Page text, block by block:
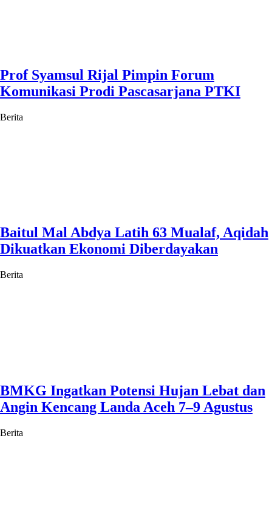
Prof Syamsul Rijal Pimpin Forum
Komunikasi Prodi Pascasarjana PTKI
Berita
Baitul Mal Abdya Latih 63 Mualaf, Aqidah
Dikuatkan Ekonomi Diberdayakan
Berita
BMKG Ingatkan Potensi Hujan Lebat dan
Angin Kencang Landa Aceh 7–9 Agustus
Berita